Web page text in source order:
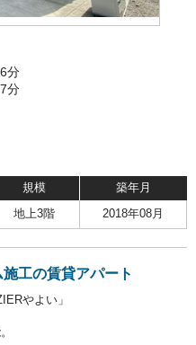
分
分
規模 築年月
地上3階 2018年08月
工の賃貸アパート
やよい」